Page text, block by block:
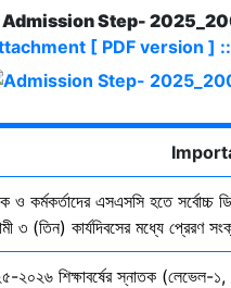
Admission Step-
[ PDF version ] ::
ও কর্মকর্তাদের এসএসসি হতে সর্বোচ্চ
৩ (তিন) কার্যদিবসের মধ্যে প্রেরণ
২০২৬ শিক্ষাবর্ষের স্নাতক (লেভেল-১,